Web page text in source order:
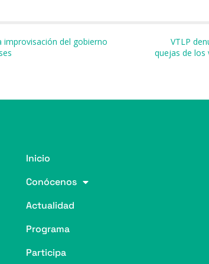
ar
ti
improvisación del gobierno
VTLP
quejas de los
Inicio
Conócenos
Actualidad
Programa
Participa